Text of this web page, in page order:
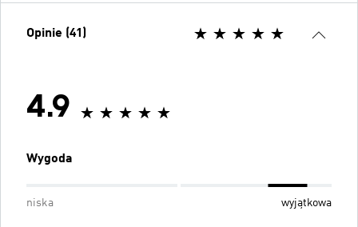
Opinie (41)
4.9
Wygoda
niska wyjątkowa